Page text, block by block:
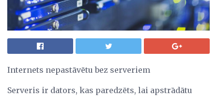
Internets nepastāvētu bez serveriem
Serveris ir dators, kas paredzēts, lai apstrādātu